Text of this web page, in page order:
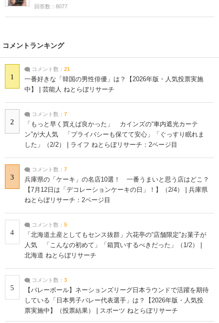
回答数：8077
コメントランキング
1
コメント数： 21
一番好きな「韓国の男性俳優」は？【2026年版・人気投票実施
中】 | 芸能人 ねとらぼリサーチ
2
コメント数： 7
「もっと早く買えば良かった」 カインズの“車内遮光カーテ
ン”が大人気 「プライバシーも保てて安心」「ぐっすり眠れま
した」（2/2） | ライフ ねとらぼリサーチ：2ページ目
3
コメント数： 7
兵庫県の「ケーキ」の名店10選！ 一番うまいと思う店はどこ？
【7月12日は「デコレーションケーキの日」！】（2/4） | 兵庫県
ねとらぼリサーチ：2ページ目
4
コメント数： 5
「北海道土産としてもセンス抜群」六花亭の“店舗限定”お菓子が
人気 「こんなの初めて」「箱買いするべきだった」（1/2） |
北海道 ねとらぼリサーチ
5
コメント数： 3
【バレーボール】ネーションズリーグ日本ラウンドで活躍を期待
している「日本男子バレー代表選手」は？【2026年版・人気投
票実施中】（投票結果） | スポーツ ねとらぼリサーチ